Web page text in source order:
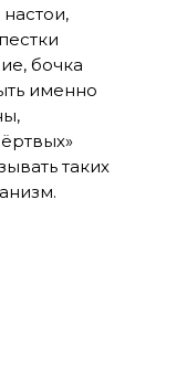
бочка
именно
таких